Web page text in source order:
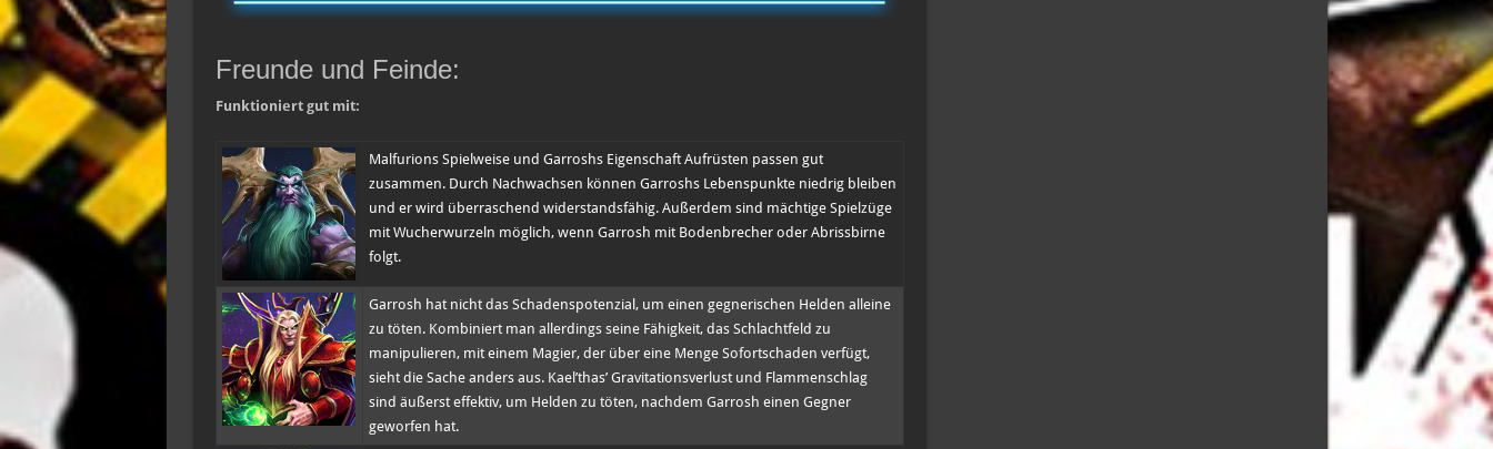
Freunde und Feinde:
Funktioniert gut mit:
Malfurions Spielweise und Garroshs Eigenschaft Aufrüsten passen gut
zusammen. Durch Nachwachsen können Garroshs Lebenspunkte niedrig bleiben
und er wird überraschend widerstandsfähig. Außerdem sind mächtige Spielzüge
mit Wucherwurzeln möglich, wenn Garrosh mit Bodenbrecher oder Abrissbirne
folgt.
Garrosh hat nicht das Schadenspotenzial, um einen gegnerischen Helden alleine
zu töten. Kombiniert man allerdings seine Fähigkeit, das Schlachtfeld zu
manipulieren, mit einem Magier, der über eine Menge Sofortschaden verfügt,
sieht die Sache anders aus. Kael’thas’ Gravitationsverlust und Flammenschlag
sind äußerst effektiv, um Helden zu töten, nachdem Garrosh einen Gegner
geworfen hat.